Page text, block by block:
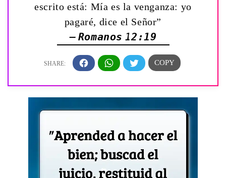
escrito está: Mía es la venganza: yo
pagaré, dice el Señor”
— Romanos 12:19